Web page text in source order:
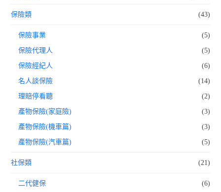
保險類 (43)
保險事業 (5)
保險代理人 (5)
保險經紀人 (6)
名人談保險 (14)
理賠停看聽 (2)
產物保險(家庭險) (3)
產物保險(機車篇) (3)
產物保險(汽車篇) (5)
社保類 (21)
二代健保 (6)